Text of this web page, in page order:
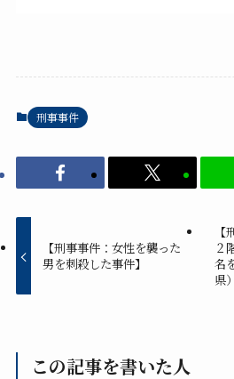
刑事事件
【刑事事件：女性を襲った
男を刺殺した事件】
２
名
県
この記事を書いた人